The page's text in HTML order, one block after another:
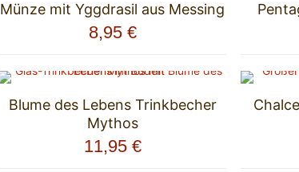
Münze mit Yggdrasil aus Messing
8,95 €
Blume des Lebens Trinkbecher
Mythos
11,95 €